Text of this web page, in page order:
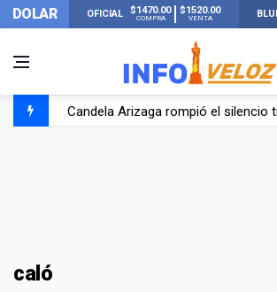
DOLAR OFICIAL $1470.00
COMPRA
$1520.00
VENTA
Candela Arizaga rompió el silencio
caló